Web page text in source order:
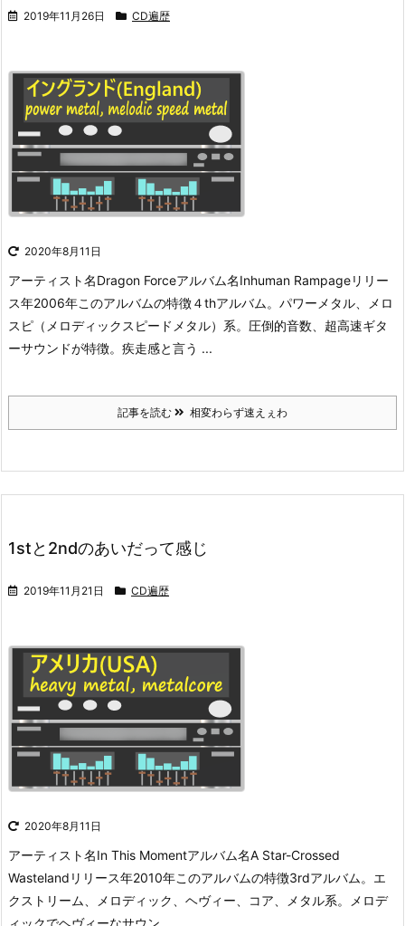
2019年11月26日 CD遍歴
2020年8月11日
アーティスト名Dragon Forceアルバム名Inhuman Rampageリリー
ス年2006年このアルバムの特徴４thアルバム。パワーメタル、メロ
スピ（メロディックスピードメタル）系。圧倒的音数、超高速ギタ
ーサウンドが特徴。疾走感と言う ...
記事を読む 相変わらず速えぇわ
1stと2ndのあいだって感じ
2019年11月21日 CD遍歴
2020年8月11日
アーティスト名In This Momentアルバム名A Star-Crossed
Wastelandリリース年2010年このアルバムの特徴3rdアルバム。エ
クストリーム、メロディック、ヘヴィー、コア、メタル系。メロデ